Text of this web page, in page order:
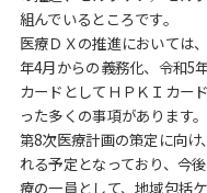
組んでいるところです。
医療ＤＸの推進においては
年4月からの義務化、令和5
カードとしてＨＰＫＩカー
った多くの事項があります。
第8次医療計画の策定に向
れる予定となっており、今
療の一員として、地域包括